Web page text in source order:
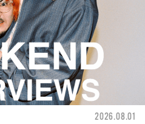
2026.08.01